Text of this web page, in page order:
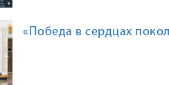
«Победа в сердцах